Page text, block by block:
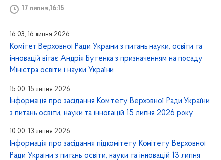
17 липня,16:15
16:03, 16 липня 2026
Комітет Верховної Ради України з питань науки, освіти та
інновацій вітає Андрія Бутенка з призначенням на посаду
Міністра освіти і науки України
15:00, 15 липня 2026
Інформація про засідання Комітету Верховної Ради України
з питань освіти, науки та інновацій 15 липня 2026 року
10:00, 13 липня 2026
Інформація про засідання підкомітету Комітету Верховної
Ради України з питань освіти, науки та інновацій 13 липня